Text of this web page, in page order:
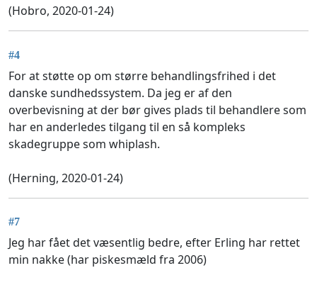
(Hobro, 2020-01-24)
#4
For at støtte op om større behandlingsfrihed i det
danske sundhedssystem. Da jeg er af den
overbevisning at der bør gives plads til behandlere som
har en anderledes tilgang til en så kompleks
skadegruppe som whiplash.
(Herning, 2020-01-24)
#7
Jeg har fået det væsentlig bedre, efter Erling har rettet
min nakke (har piskesmæld fra 2006)